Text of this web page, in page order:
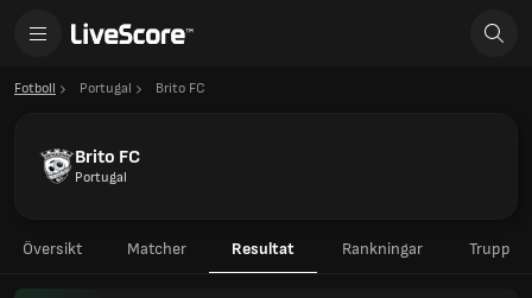
Fotboll Portugal Brito FC
Brito FC
Portugal
Översikt Matcher Resultat Rankningar Trupp